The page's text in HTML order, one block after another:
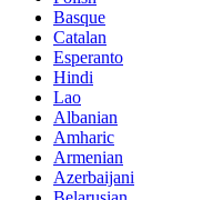
Basque
Catalan
Esperanto
Hindi
Lao
Albanian
Amharic
Armenian
Azerbaijani